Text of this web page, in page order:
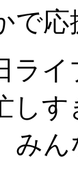
で
ラ
し
みん